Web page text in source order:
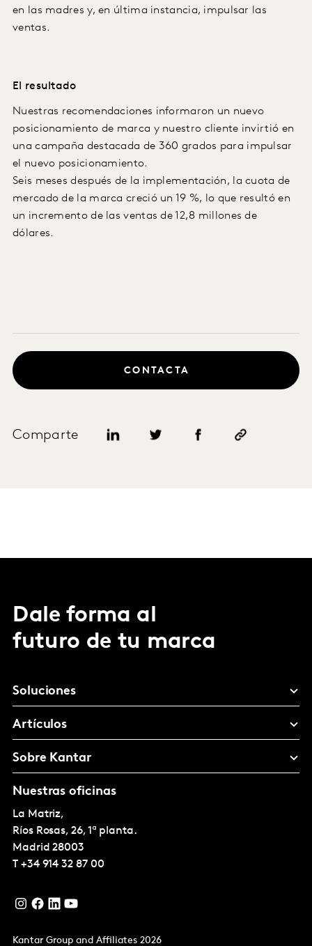
en las madres y, en última instancia, impulsar las
ventas.
El resultado
Nuestras recomendaciones informaron un nuevo
posicionamiento de marca y nuestro cliente invirtió en
una campaña destacada de 360 grados para impulsar
el nuevo posicionamiento.
Seis meses después de la implementación, la cuota de
mercado de la marca creció un 19 %, lo que resultó en
un incremento de las ventas de 12,8 millones de
dólares.
Comparte
CONTACTA
Dale forma al
futuro de tu marca
Soluciones
Artículos
Sobre Kantar
Nuestras oficinas
La Matriz,
Ríos Rosas, 26, 1ª planta.
Madrid 28003
T +34 914 32 87 00
Kantar Group and Affiliates 2026